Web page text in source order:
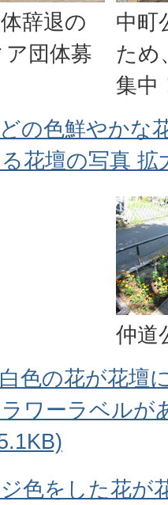
辞退の
団体募
中町
ため
集中
の色鮮やかな
花壇の写真 拡
仲道
色の花が花壇
ワーラベルが
色をした花が